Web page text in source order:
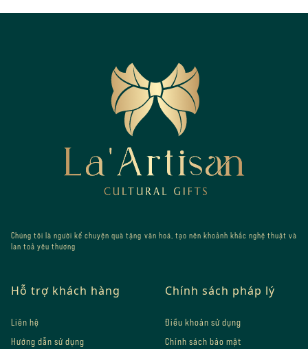
Chúng tôi là người kể chuyện quà tặng văn hoá, tạo nên khoảnh khắc nghệ thuật và
lan toả yêu thương
Hỗ trợ khách hàng
Liên hệ
Hướng dẫn sử dụng
Chính sách pháp lý
Điều khoản sử dụng
Chính sách bảo mật